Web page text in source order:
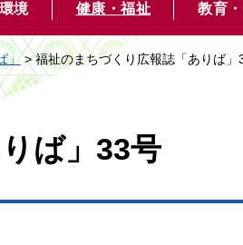
境 健康・福祉 教育
」> 福祉のまちづくり広報誌「ありば」
ば」33号